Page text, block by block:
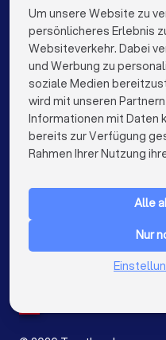
Architekten in Stuttgart
Architekten in
Architekten in Bremen
Architekten in Dresden
Architekten in Leipzig
Architekten in
Architekten in Münster
Die besten Architekten für
info@trustlocal.de
FÜR PRIVATPERSONEN
Niederlande
Um unsere Website zu
persönlicheres Erlebnis
Websiteverkehr. Dabei
und Werbung zu
soziale Medien
wird mit unseren
Informationen mit Daten
bereits zur Verfügung
Rahmen Ihrer Nutzung
Alle
Nur